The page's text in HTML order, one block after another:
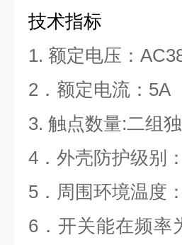
技术指标
1. 额定电压：
2．额定电流：5A
3. 触点数量:二组
4．外壳防护级别
5．周围环境温度
6．开关能在频率